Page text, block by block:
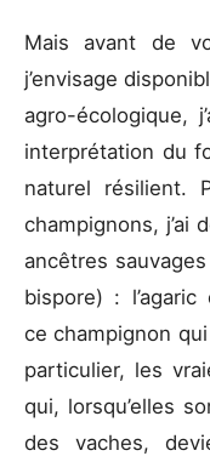
Mais avant de
j’envisage
agro-écologique,
interprétation du
naturel résilient.
champignons, j’ai
ancêtres
bispore) :
ce champignon
particulier, les
qui, lorsqu’elles
des vaches,